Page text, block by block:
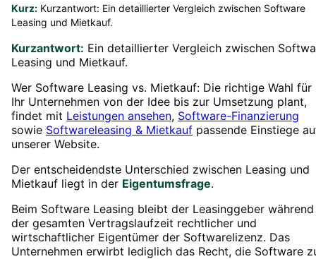
Kurz: Kurzantwort: Ein detaillierter Vergleich zwischen Software
Leasing und Mietkauf.
Kurzantwort: Ein detaillierter Vergleich zwischen
Leasing und Mietkauf.
Wer Software Leasing vs. Mietkauf: Die richtige Wahl für
Ihr Unternehmen von der Idee bis zur Umsetzung plant,
findet mit Leistungen ansehen, Software-Finanzierung
sowie Softwareleasing & Mietkauf passende Einstiege
unserer Website.
Der entscheidendste Unterschied zwischen Leasing und
Mietkauf liegt in der Eigentumsfrage.
Beim Software Leasing bleibt der Leasinggeber während
der gesamten Vertragslaufzeit rechtlicher und
wirtschaftlicher Eigentümer der Softwarelizenz. Das
Unternehmen erwirbt lediglich das Recht, die Software